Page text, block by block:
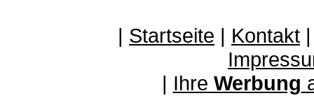
| Startseite | Kontakt
| Ihre Werbung